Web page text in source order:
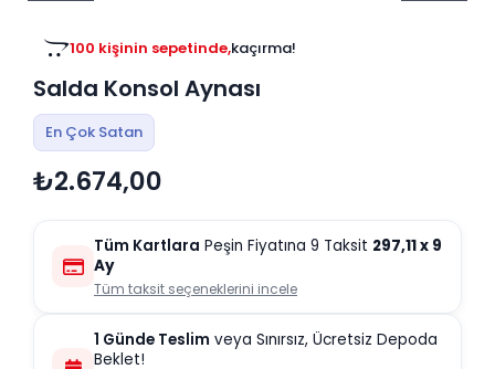
100 kişinin sepetinde,kaçırma!
Salda Konsol Aynası
En Çok Satan
₺2.674,00
Tüm Kartlara Peşin Fiyatına 9 Taksit 297,11x 9
Ay
Tüm taksit seçeneklerini incele
1 Günde Teslim veya Sınırsız, Ücretsiz Depoda
Beklet!
Üniteleri/Sehpaları
Orta Sehpa
Orta Puflar
Puf Modelleri
Baza
Çalışma Masası
Duvar Rafı
Kitaplık
Oyun ve Aktivite
Masa Setleri
Tablo